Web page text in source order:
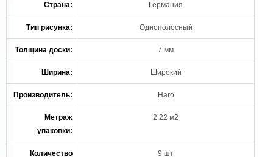
Страна: Германия
Тип рисунка: Однополосный
Толщина доски: 7 мм
Ширина: Широкий
Производитель: Haro
Метраж
упаковки:
2.22 м2
Количество
9 шт